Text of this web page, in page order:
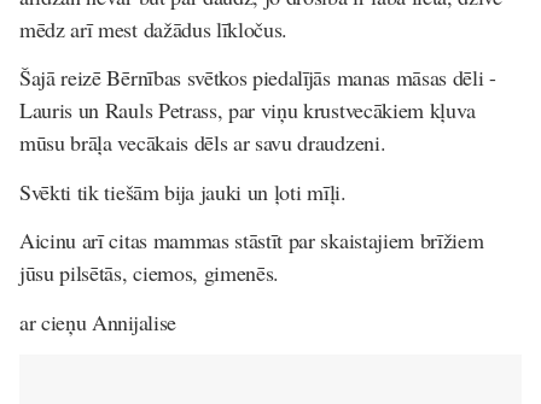
mēdz arī mest dažādus līkločus.
Šajā reizē Bērnības svētkos piedalījās manas māsas dēli -
Lauris un Rauls Petrass, par viņu krustvecākiem kļuva
mūsu brāļa vecākais dēls ar savu draudzeni.
Svēkti tik tiešām bija jauki un ļoti mīļi.
Aicinu arī citas mammas stāstīt par skaistajiem brīžiem
jūsu pilsētās, ciemos, gimenēs.
ar cieņu Annijalise